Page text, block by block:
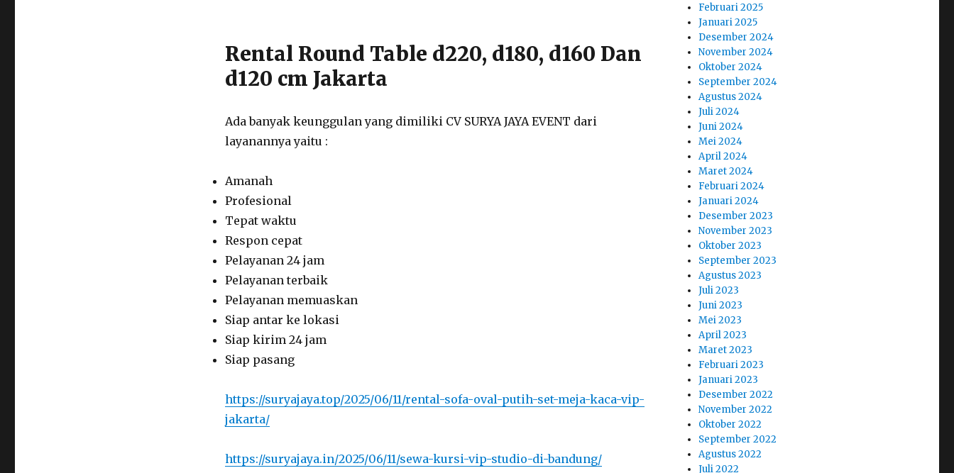
Rental Round Table d220, d180, d160 Dan
d120 cm Jakarta
Ada banyak keunggulan yang dimiliki CV SURYA JAYA EVENT dari
layanannya yaitu :
Amanah
Profesional
Tepat waktu
Respon cepat
Pelayanan 24 jam
Pelayanan terbaik
Pelayanan memuaskan
Siap antar ke lokasi
Siap kirim 24 jam
Siap pasang
https://suryajaya.top/2025/06/11/rental-sofa-oval-putih-set-meja-kaca-vip-
jakarta/
https://suryajaya.in/2025/06/11/sewa-kursi-vip-studio-di-bandung/
Februari 2025
Januari 2025
Desember 2024
November 2024
Oktober 2024
September 2024
Agustus 2024
Juli 2024
Juni 2024
Mei 2024
April 2024
Maret 2024
Februari 2024
Januari 2024
Desember 2023
November 2023
Oktober 2023
September 2023
Agustus 2023
Juli 2023
Juni 2023
Mei 2023
April 2023
Maret 2023
Februari 2023
Januari 2023
Desember 2022
November 2022
Oktober 2022
September 2022
Agustus 2022
Juli 2022